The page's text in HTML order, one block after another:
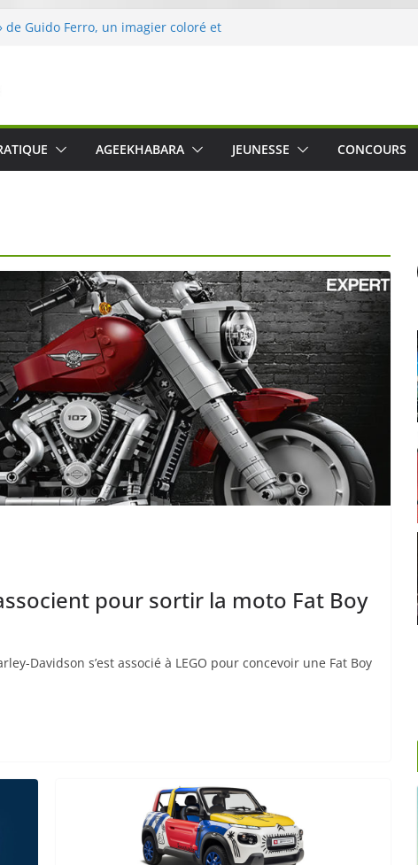
de Guido Ferro, un imagier coloré et
: une expérience intime et engagée à
was The Water », le film concert
Nico Cartosio sur Prime Video le 6 octobre
le Crusher 540 Active : un casque audio
AGEEKHABARA JEUNESSE CONCOURS
pour sortir la moto Fat Boy
Davidson s’est associé à LEGO pour concevoir une Fat Boy